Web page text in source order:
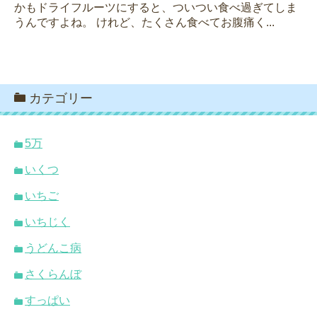
かもドライフルーツにすると、ついつい食べ過ぎてしま
うんですよね。 けれど、たくさん食べてお腹痛く...
カテゴリー
5万
いくつ
いちご
いちじく
うどんこ病
さくらんぼ
すっぱい